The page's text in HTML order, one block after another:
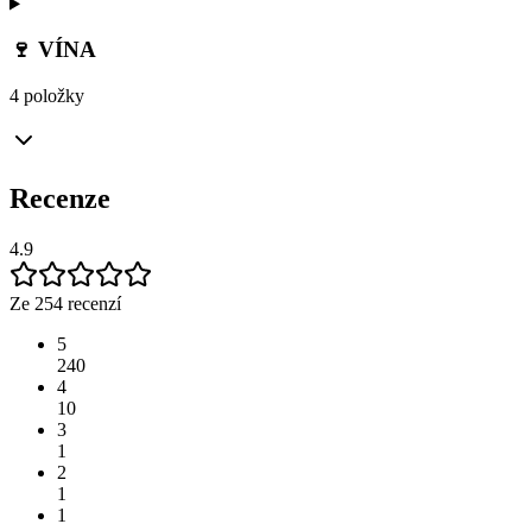
🍷 VÍNA
4 položky
Recenze
4.9
Ze 254 recenzí
5
240
4
10
3
1
2
1
1